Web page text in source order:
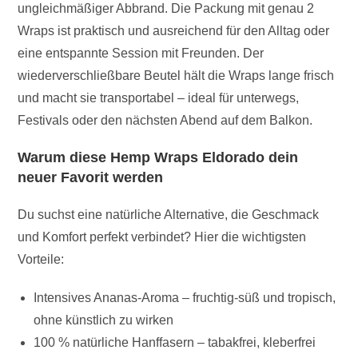
ungleichmäßiger Abbrand. Die Packung mit genau 2
Wraps ist praktisch und ausreichend für den Alltag oder
eine entspannte Session mit Freunden. Der
wiederverschließbare Beutel hält die Wraps lange frisch
und macht sie transportabel – ideal für unterwegs,
Festivals oder den nächsten Abend auf dem Balkon.
Warum diese Hemp Wraps Eldorado dein
neuer Favorit werden
Du suchst eine natürliche Alternative, die Geschmack
und Komfort perfekt verbindet? Hier die wichtigsten
Vorteile:
Intensives Ananas-Aroma – fruchtig-süß und tropisch,
ohne künstlich zu wirken
100 % natürliche Hanffasern – tabakfrei, kleberfrei